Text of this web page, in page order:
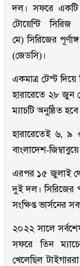
দল। সফরে একটি
টোয়েন্টি
মে) সিরিজের
(জেডসি)।
একমাত্র টেস্ট
হারারেতে ২৮ জুন
ম্যাচটি অনুষ্ঠিত
হারারেতেই ৬, ৯
বাংলাদেশ-
এরপর ১৫ জুলাই
দুই দল। সিরিজের
সংক্ষিপ্ত ভার্সনের
২০২২ সালে
সফরে তিন
খেলেছিল